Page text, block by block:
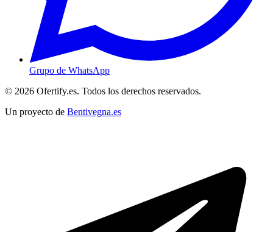
Grupo de WhatsApp
© 2026 Ofertify.es. Todos los derechos reservados.
Un proyecto de Bentivegna.es